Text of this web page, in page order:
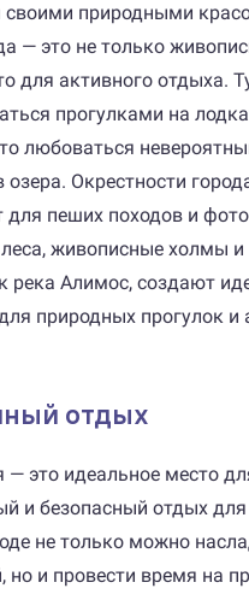
своими природными
— это не только
для активного отдыха.
прогулками на
любоваться
озера. Окрестности
для пеших походов и
живописные холмы и
река Алимос, создают
природных прогулок и
отдых
— это идеальное место
и безопасный отдых
не только можно
но и провести время на